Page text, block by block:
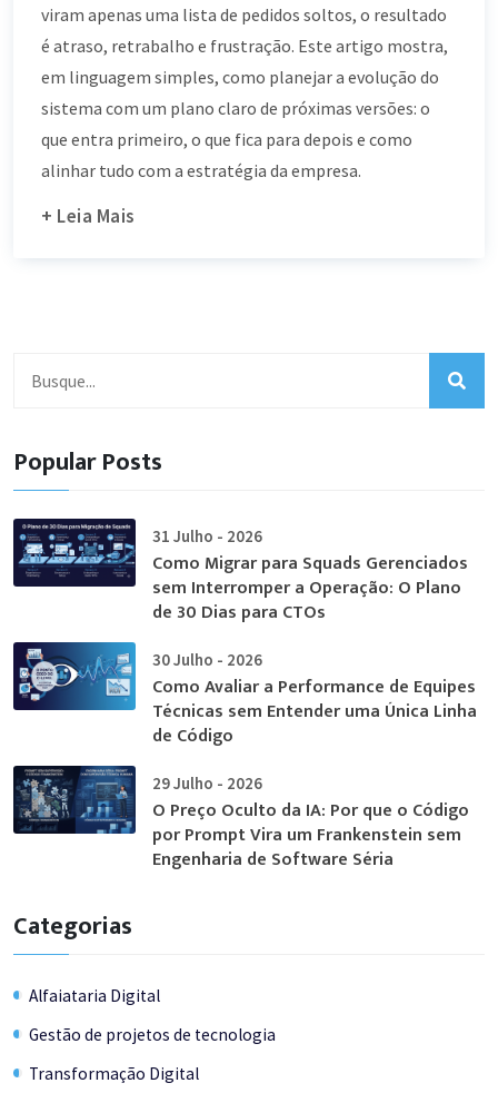
viram apenas uma lista de pedidos soltos, o resultado
é atraso, retrabalho e frustração. Este artigo mostra,
em linguagem simples, como planejar a evolução do
sistema com um plano claro de próximas versões: o
que entra primeiro, o que fica para depois e como
alinhar tudo com a estratégia da empresa.
+ Leia Mais
Popular Posts
31 Julho - 2026
Como Migrar para Squads Gerenciados
sem Interromper a Operação: O Plano
de 30 Dias para CTOs
30 Julho - 2026
Como Avaliar a Performance de Equipes
Técnicas sem Entender uma Única Linha
de Código
29 Julho - 2026
O Preço Oculto da IA: Por que o Código
por Prompt Vira um Frankenstein sem
Engenharia de Software Séria
Categorias
Alfaiataria Digital
Gestão de projetos de tecnologia
Transformação Digital